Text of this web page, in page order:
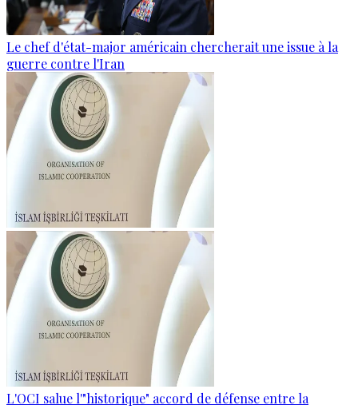
Le chef d'état-major américain chercherait une issue à la
guerre contre l'Iran
L'OCI salue l'"historique" accord de défense entre la